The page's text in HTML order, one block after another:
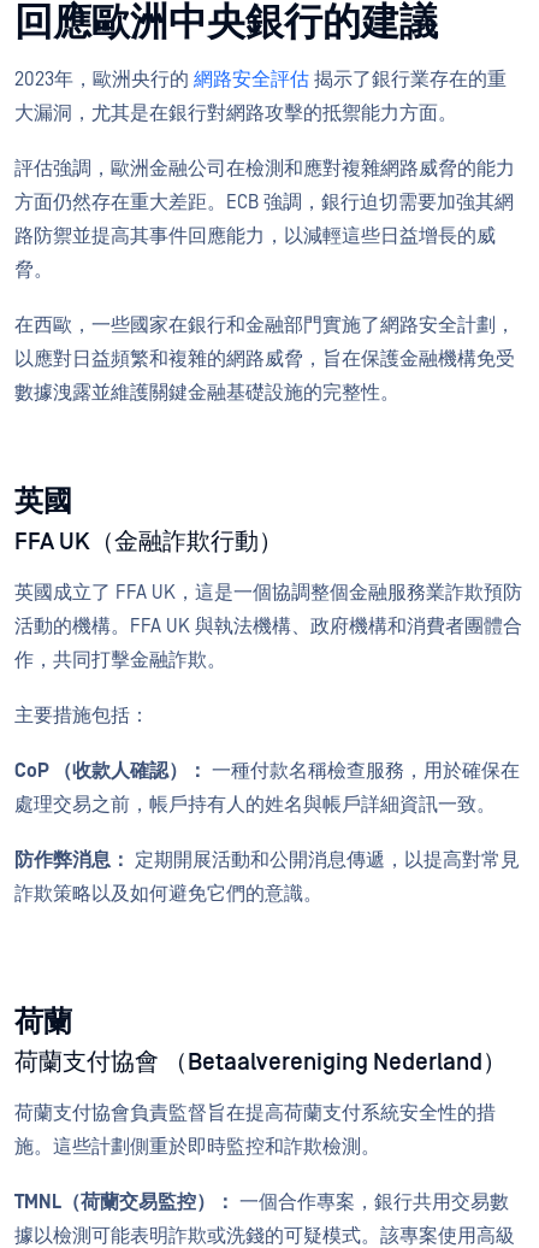
回應歐洲中央銀行的建議
2023年，歐洲央行的 網路安全評估 揭示了銀行業存在的重
大漏洞，尤其是在銀行對網路攻擊的抵禦能力方面。
評估強調，歐洲金融公司在檢測和應對複雜網路威脅的能力
方面仍然存在重大差距。ECB 強調，銀行迫切需要加強其網
路防禦並提高其事件回應能力，以減輕這些日益增長的威
脅。
在西歐，一些國家在銀行和金融部門實施了網路安全計劃，
以應對日益頻繁和複雜的網路威脅，旨在保護金融機構免受
數據洩露並維護關鍵金融基礎設施的完整性。
英國
FFA UK（金融詐欺行動）
英國成立了 FFA UK，這是一個協調整個金融服務業詐欺預防
活動的機構。FFA UK 與執法機構、政府機構和消費者團體合
作，共同打擊金融詐欺。
主要措施包括：
CoP （收款人確認）： 一種付款名稱檢查服務，用於確保在
處理交易之前，帳戶持有人的姓名與帳戶詳細資訊一致。
防作弊消息：
定期開展活動和公開消息傳遞，以提高對常見
詐欺策略以及如何避免它們的意識。
荷蘭
荷蘭支付協會 （Betaalvereniging Nederland）
荷蘭支付協會負責監督旨在提高荷蘭支付系統安全性的措
施。這些計劃側重於即時監控和詐欺檢測。
TMNL（荷蘭交易監控）： 一個合作專案，銀行共用交易數
據以檢測可能表明詐欺或洗錢的可疑模式。該專案使用高級